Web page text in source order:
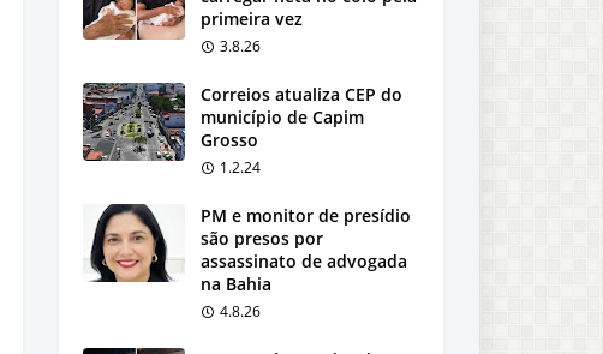
primeira vez
3.8.26
Correios atualiza CEP do
município de Capim
Grosso
1.2.24
PM e monitor de presídio
são presos por
assassinato de advogada
na Bahia
4.8.26